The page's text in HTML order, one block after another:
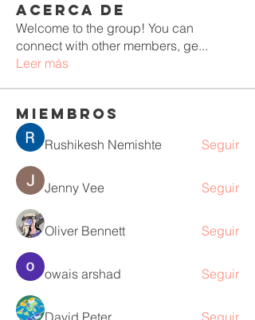
Acerca de
Welcome to the group! You can
connect with other members, ge...
Leer más
Miembros
Rushikesh Nemishte Seguir
Jenny Vee Seguir
Oliver Bennett Seguir
owais arshad Seguir